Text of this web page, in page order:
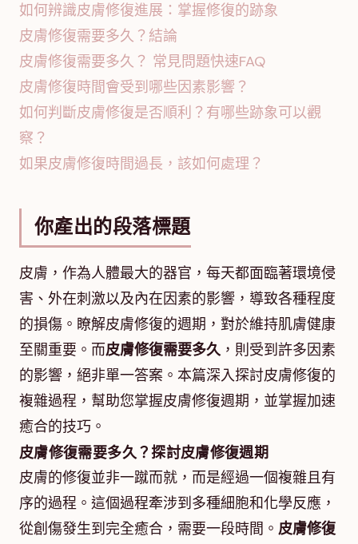
如何辨識皮膚修復進展：掌握修復的跡象
皮膚修復需要多久？結論
皮膚修復需要多久？ 常見問題快速FAQ
皮膚修復時間會受到哪些因素影響？
如何判斷皮膚修復是否順利？有哪些跡象可以觀
察？
如果皮膚修復時間過長，該如何處理？
你產出的段落標題
皮膚，作為人體最大的器官，每天都面臨著環境侵
害、外在刺激以及內在因素的影響，導致各種程度
的損傷。瞭解皮膚修復的週期，對於維持肌膚健康
至關重要。而皮膚修復需要多久，則受到許多因素
的影響，絕非單一答案。本篇深入探討皮膚修復的
複雜過程，幫助您掌握皮膚修復週期，並掌握加速
癒合的技巧。
皮膚修復需要多久？探討皮膚修復週期
皮膚的修復並非一蹴而就，而是經過一個複雜且有
序的過程。這個過程牽涉到多種細胞和化學反應，
從創傷發生到完全癒合，需要一段時間。 皮膚修復